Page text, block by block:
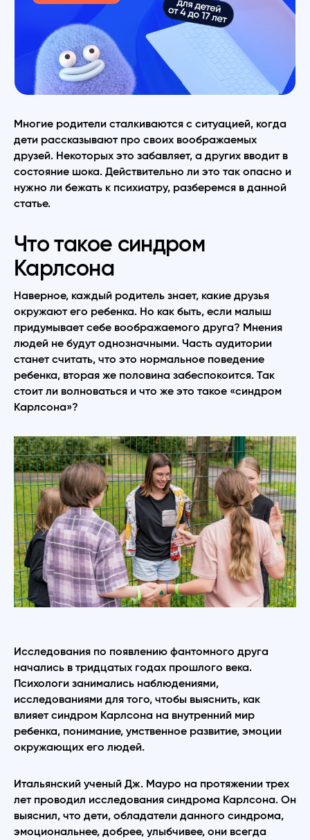
Многие родители сталкиваются с ситуацией, когда
дети рассказывают про своих воображаемых
друзей. Некоторых это забавляет, а других вводит в
состояние шока. Действительно ли это так опасно и
нужно ли бежать к психиатру, разберемся в данной
статье.
Что такое синдром
Карлсона
Наверное, каждый родитель знает, какие друзья
окружают его ребенка. Но как быть, если малыш
придумывает себе воображаемого друга? Мнения
людей не будут однозначными. Часть аудитории
станет считать, что это нормальное поведение
ребенка, вторая же половина забеспокоится. Так
стоит ли волноваться и что же это такое «синдром
Карлсона»?
Исследования по появлению фантомного друга
начались в тридцатых годах прошлого века.
Психологи занимались наблюдениями,
исследованиями для того, чтобы выяснить, как
влияет синдром Карлсона на внутренний мир
ребенка, понимание, умственное развитие, эмоции
окружающих его людей.
Итальянский ученый Дж. Мауро на протяжении трех
лет проводил исследования синдрома Карлсона. Он
выяснил, что дети, обладатели данного синдрома,
эмоциональнее, добрее, улыбчивее, они всегда